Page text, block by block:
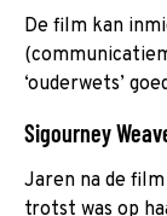
De film kan
‘ouderwets’
Sigourney
Jaren na de
trotst was op